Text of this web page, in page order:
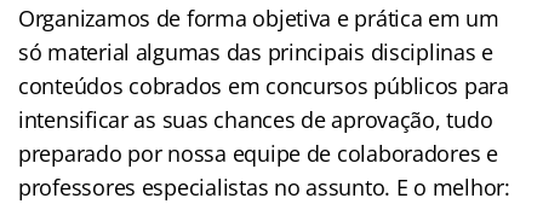
Organizamos de forma objetiva e prática em um
só material algumas das principais disciplinas e
conteúdos cobrados em concursos públicos para
intensificar as suas chances de aprovação, tudo
preparado por nossa equipe de colaboradores e
professores especialistas no assunto. E o melhor: